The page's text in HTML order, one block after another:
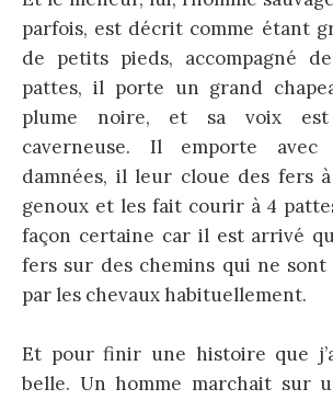
parfois, est décrit comme étant
de petits pieds, accompagné
pattes, il porte un grand
plume noire, et sa voix
caverneuse. Il emporte
damnées, il leur cloue des fers
genoux et les fait courir à 4
façon certaine car il est arrivé
fers sur des chemins qui ne sont
par les chevaux habituellement.
Et pour finir une histoire que
belle. Un homme marchait sur